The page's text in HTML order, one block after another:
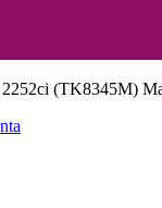
(TK8345M)